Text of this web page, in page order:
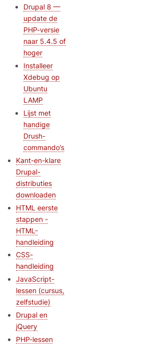
Drupal 8 —
update de
PHP-versie
naar 5.4.5 of
hoger
Installeer
Xdebug op
Ubuntu
LAMP
Lijst met
handige
Drush-
commando’s
Kant-en-klare
Drupal-
distributies
downloaden
HTML eerste
stappen -
HTML-
handleiding
CSS-
handleiding
JavaScript-
lessen (cursus,
zelfstudie)
Drupal en
jQuery
PHP-lessen